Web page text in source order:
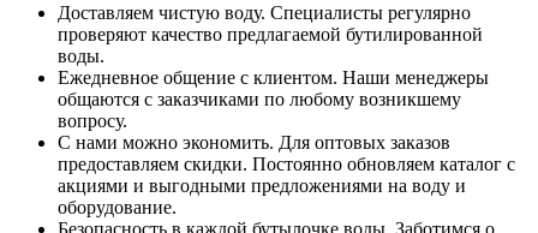
Доставляем чистую воду. Специалисты регулярно
проверяют качество предлагаемой бутилированной
воды.
Ежедневное общение с клиентом. Наши менеджеры
общаются с заказчиками по любому возникшему
вопросу.
С нами можно экономить. Для оптовых заказов
предоставляем скидки. Постоянно обновляем каталог с
акциями и выгодными предложениями на воду и
оборудование.
Безопасность в каждой бутылочке воды. Заботимся о